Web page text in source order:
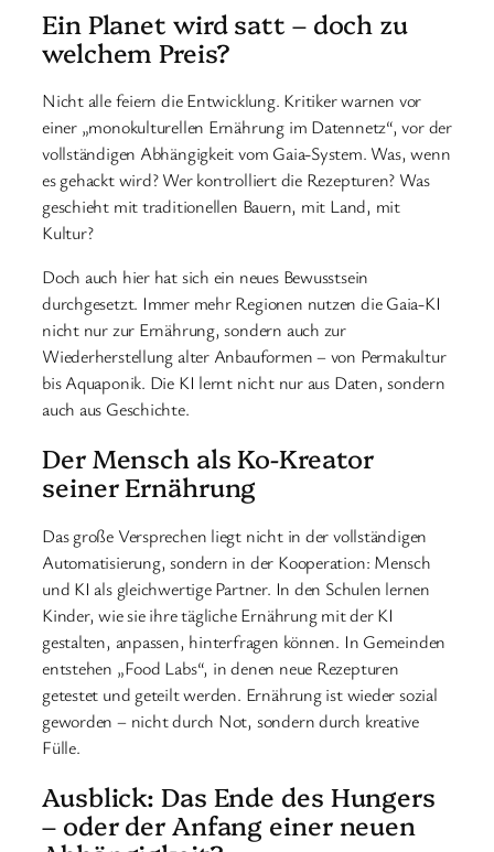
Ein Planet wird satt – doch zu
welchem Preis?
Nicht alle feiern die Entwicklung. Kritiker warnen vor
einer „monokulturellen Ernährung im Datennetz“, vor der
vollständigen Abhängigkeit vom Gaia-System. Was, wenn
es gehackt wird? Wer kontrolliert die Rezepturen? Was
geschieht mit traditionellen Bauern, mit Land, mit
Kultur?
Doch auch hier hat sich ein neues Bewusstsein
durchgesetzt. Immer mehr Regionen nutzen die Gaia-KI
nicht nur zur Ernährung, sondern auch zur
Wiederherstellung alter Anbauformen – von Permakultur
bis Aquaponik. Die KI lernt nicht nur aus Daten, sondern
auch aus Geschichte.
Der Mensch als Ko-Kreator
seiner Ernährung
Das große Versprechen liegt nicht in der vollständigen
Automatisierung, sondern in der Kooperation: Mensch
und KI als gleichwertige Partner. In den Schulen lernen
Kinder, wie sie ihre tägliche Ernährung mit der KI
gestalten, anpassen, hinterfragen können. In Gemeinden
entstehen „Food Labs“, in denen neue Rezepturen
getestet und geteilt werden. Ernährung ist wieder sozial
geworden – nicht durch Not, sondern durch kreative
Fülle.
Ausblick: Das Ende des Hungers
– oder der Anfang einer neuen